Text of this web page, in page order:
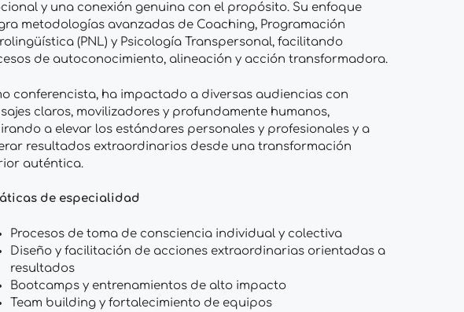
y una conexión genuina con el propósito. Su enfoque
metodologías avanzadas de Coaching, Programación
(PNL) y Psicología Transpersonal, facilitando
de autoconocimiento, alineación y acción transformadora.
conferencista, ha impactado a diversas audiencias con
claros, movilizadores y profundamente humanos,
a elevar los estándares personales y profesionales y a
resultados extraordinarios desde una transformación
auténtica.
de especialidad
Procesos de toma de consciencia individual y colectiva
Diseño y facilitación de acciones extraordinarias orientadas a
resultados
Bootcamps y entrenamientos de alto impacto
Team building y fortalecimiento de equipos